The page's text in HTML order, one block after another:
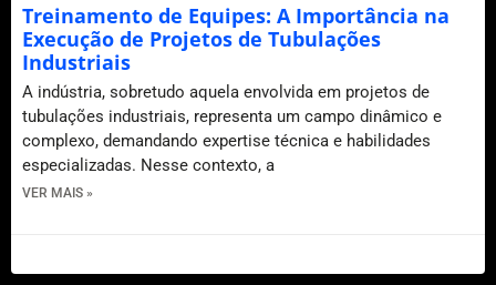
Treinamento de Equipes: A Importância na
Execução de Projetos de Tubulações
Industriais
A indústria, sobretudo aquela envolvida em projetos de
tubulações industriais, representa um campo dinâmico e
complexo, demandando expertise técnica e habilidades
especializadas. Nesse contexto, a
VER MAIS »